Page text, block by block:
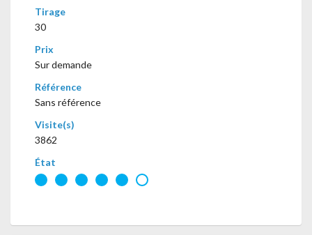
Tirage
30
Prix
Sur demande
Référence
Sans référence
Visite(s)
3862
État